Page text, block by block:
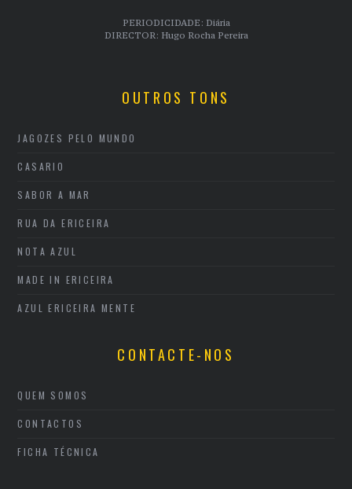
PERIODICIDADE: Diária
DIRECTOR: Hugo Rocha Pereira
OUTROS TONS
JAGOZES PELO MUNDO
CASARIO
SABOR A MAR
RUA DA ERICEIRA
NOTA AZUL
MADE IN ERICEIRA
AZUL ERICEIRA MENTE
CONTACTE-NOS
QUEM SOMOS
CONTACTOS
FICHA TÉCNICA